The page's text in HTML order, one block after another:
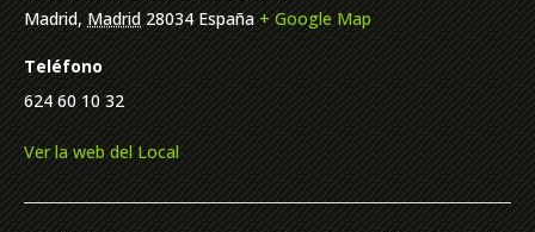
Madrid, Madrid 28034 España + Google Map
Teléfono
624 60 10 32
Ver la web del Local